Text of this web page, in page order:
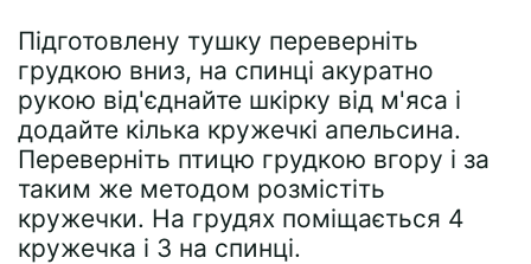
Підготовлену тушку переверніть
грудкою вниз, на спинці акуратно
рукою від'єднайте шкірку від м'яса і
додайте кілька кружечкі апельсина.
Переверніть птицю грудкою вгору і за
таким же методом розмістіть
кружечки. На грудях поміщається 4
кружечка і 3 на спинці.